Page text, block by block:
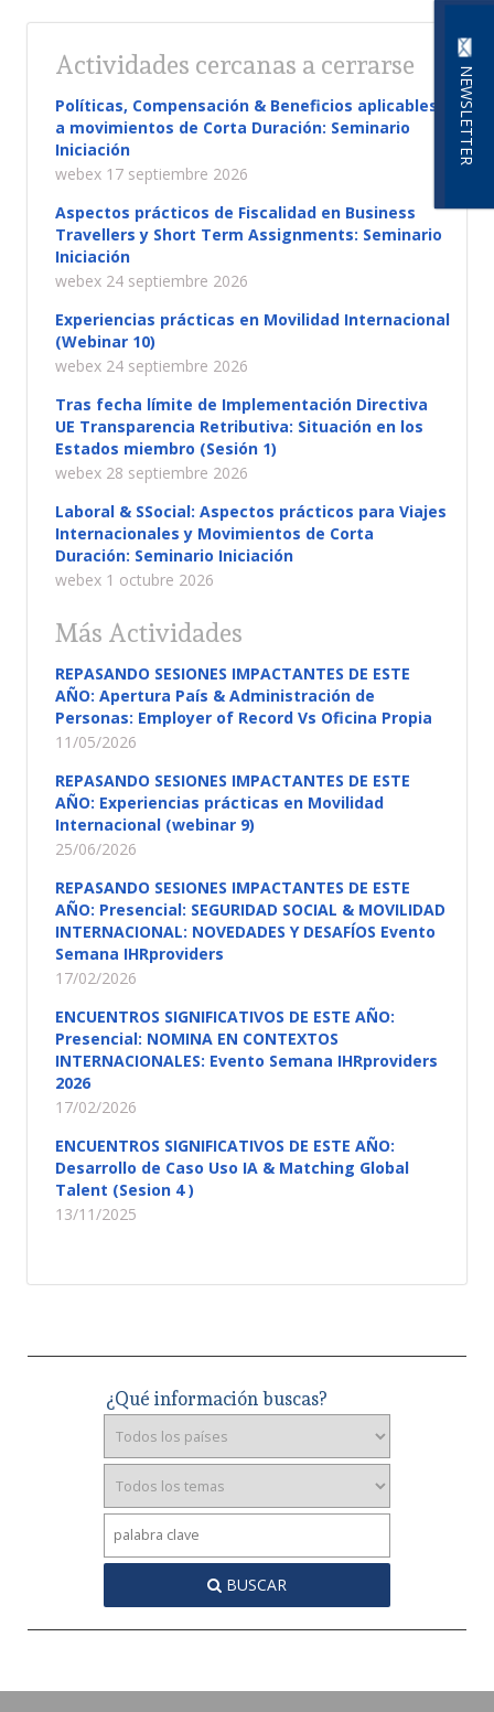
NEWSLETTER
Actividades cercanas a cerrarse
Políticas, Compensación & Beneficios aplicables
a movimientos de Corta Duración: Seminario
Iniciación
webex 17 septiembre 2026
Aspectos prácticos de Fiscalidad en Business
Travellers y Short Term Assignments: Seminario
Iniciación
webex 24 septiembre 2026
Experiencias prácticas en Movilidad Internacional
(Webinar 10)
webex 24 septiembre 2026
Tras fecha límite de Implementación Directiva
UE Transparencia Retributiva: Situación en los
Estados miembro (Sesión 1)
webex 28 septiembre 2026
Laboral & SSocial: Aspectos prácticos para Viajes
Internacionales y Movimientos de Corta
Duración: Seminario Iniciación
webex 1 octubre 2026
Más Actividades
REPASANDO SESIONES IMPACTANTES DE ESTE
AÑO: Apertura País & Administración de
Personas: Employer of Record Vs Oficina Propia
11/05/2026
REPASANDO SESIONES IMPACTANTES DE ESTE
AÑO: Experiencias prácticas en Movilidad
Internacional (webinar 9)
25/06/2026
REPASANDO SESIONES IMPACTANTES DE ESTE
AÑO: Presencial: SEGURIDAD SOCIAL & MOVILIDAD
INTERNACIONAL: NOVEDADES Y DESAFÍOS Evento
Semana IHRproviders
17/02/2026
ENCUENTROS SIGNIFICATIVOS DE ESTE AÑO:
Presencial: NOMINA EN CONTEXTOS
INTERNACIONALES: Evento Semana IHRproviders
2026
17/02/2026
ENCUENTROS SIGNIFICATIVOS DE ESTE AÑO:
Desarrollo de Caso Uso IA & Matching Global
Talent (Sesion 4 )
13/11/2025
¿Qué información buscas?
BUSCAR